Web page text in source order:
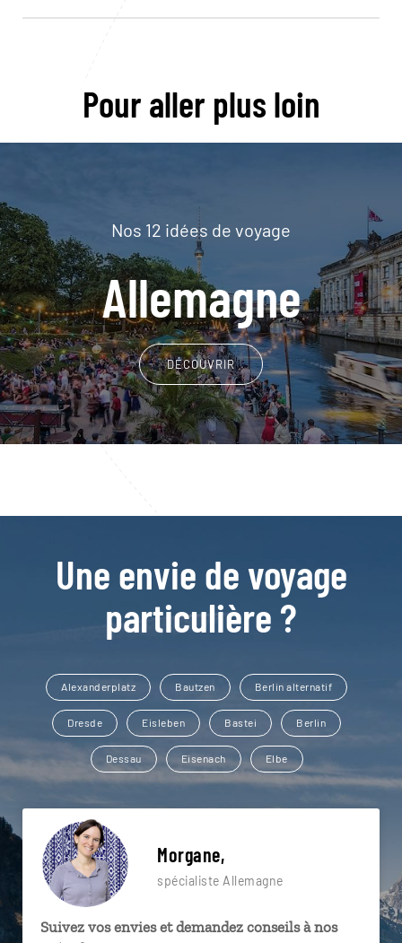
Pour aller plus loin
Nos 12 idées de voyage
Allemagne
DÉCOUVRIR
Une envie de voyage
particulière ?
Alexanderplatz Bautzen Berlin alternatif
Dresde Eisleben Bastei Berlin
Dessau Eisenach Elbe
Morgane,
spécialiste Allemagne
Suivez vos envies et demandez conseils à nos